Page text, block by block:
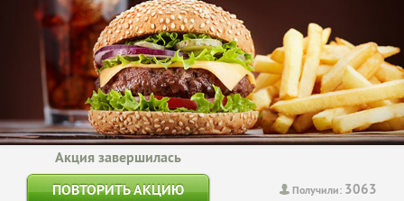
Получили: 3063
Акция завершилась
ПОВТОРИТЬ АКЦИЮ